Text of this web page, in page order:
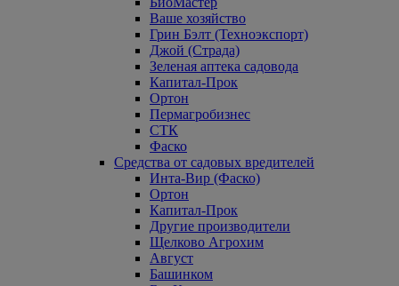
Ваше хозяйство
Грин Бэлт (Техноэкспорт)
Джой (Страда)
Зеленая аптека садовода
Капитал-Прок
Ортон
Пермагробизнес
СТК
Фаско
Средства от садовых вредителей
Инта-Вир (Фаско)
Ортон
Капитал-Прок
Другие производители
Щелково Агрохим
Август
Башинком